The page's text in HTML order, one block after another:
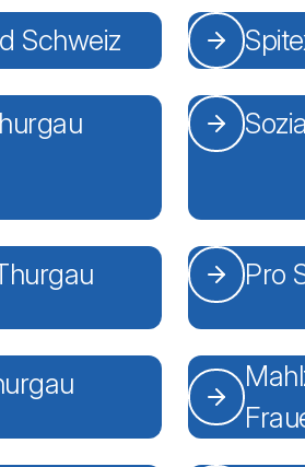
Schweiz
Pro